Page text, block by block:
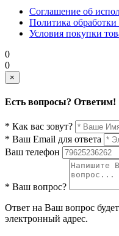
Соглашение об
Политика
Условия покупки
0
0
×
Есть вопросы? Ответим!
* Как вас зовут?
* Ваш Email для ответа
Ваш телефон
* Ваш вопрос?
Ответ на Ваш вопрос
электронный адрес.